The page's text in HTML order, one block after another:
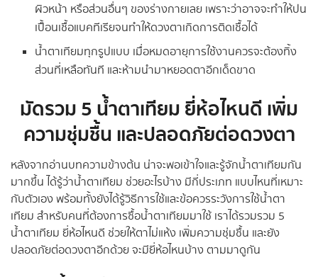
ผิวหน้า หรือส่วนอื่นๆ ของร่างกายเลย เพราะว่าอาจจะทำให้ปน
เปื้อนเชื้อแบคทีเรียจนทำให้ดวงตาเกิดการติดเชื้อได้
น้ำตาเทียมทุกรูปแบบ เมื่อหมดอายุการใช้งานควรจะต้องทิ้ง
ส่วนที่เหลือทันที และห้ามนำมาหยอดตาอีกเด็ดขาด
มัดรวม 5 น้ำตาเทียม ยี่ห้อไหนดี เพิ่ม
ความชุ่มชื้น และปลอดภัยต่อดวงตา
หลังจากอ่านบทความข้างต้น น่าจะพอเข้าใจและรู้จักน้ำตาเทียมกัน
มากขึ้น ได้รู้ว่าน้ำตาเทียม ช่วยอะไรบ้าง มีกี่ประเภท แบบไหนที่เหมาะ
กับตัวเอง พร้อมทั้งยังได้รู้วิธีการใช้และข้อควรระวังการใช้น้ำตา
เทียม สำหรับคนที่ต้องการซื้อน้ำตาเทียมมาใช้ เราได้รวมรวม 5
น้ำตาเทียม ยี่ห้อไหนดี ช่วยให้ตาไม่แห้ง เพิ่มความชุ่มชื้น และยัง
ปลอดภัยต่อดวงตาอีกด้วย จะมียี่ห้อไหนบ้าง ตามมาดูกัน